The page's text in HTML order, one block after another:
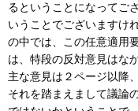
るということになってご
いうことでございますけ
の中では、この任意適用
は、特段の反対意見はな
主な意見は２ページ以降
それを踏まえまして議論